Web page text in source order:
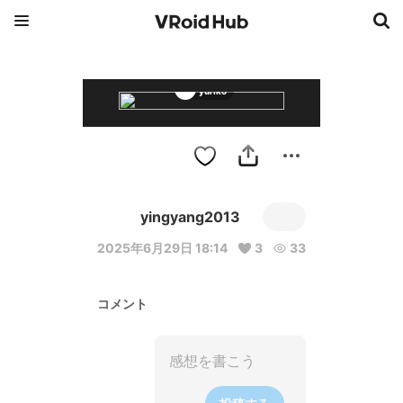
yuriko
yingyang2013
2025年6月29日 18:14 3 33
コメント